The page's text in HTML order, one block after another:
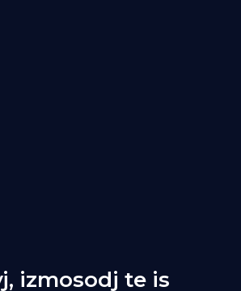
izmosodj te is